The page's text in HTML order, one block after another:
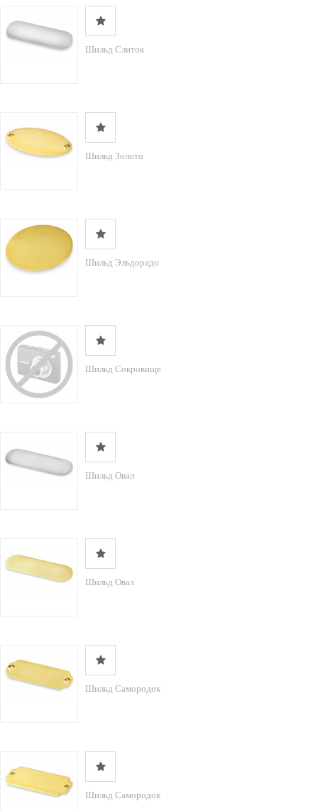
Шильд Слиток
Шильд Золото
Шильд Эльдорадо
Шильд Сокровище
Шильд Овал
Шильд Овал
Шильд Самородок
Шильд Самородок